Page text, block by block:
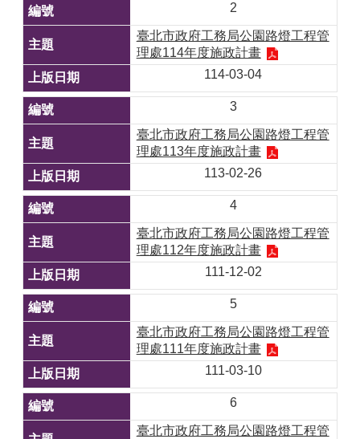
2
臺北市政府工務局公園路燈工程管
理處114年度施政計畫
114-03-04
3
臺北市政府工務局公園路燈工程管
理處113年度施政計畫
113-02-26
4
臺北市政府工務局公園路燈工程管
理處112年度施政計畫
111-12-02
5
臺北市政府工務局公園路燈工程管
理處111年度施政計畫
111-03-10
6
臺北市政府工務局公園路燈工程管